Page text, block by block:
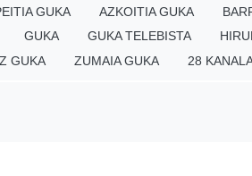
GUKA AZKOITIA GUKA
GUKA GUKA TELEBISTA
GUKA ZUMAIA GUKA 28